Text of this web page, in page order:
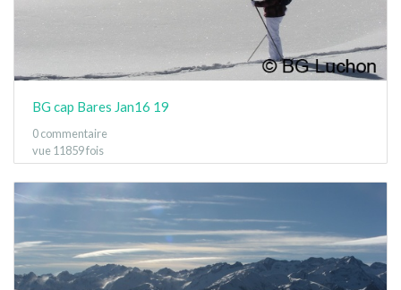
BG cap Bares Jan16 19
0 commentaire
vue 11859 fois